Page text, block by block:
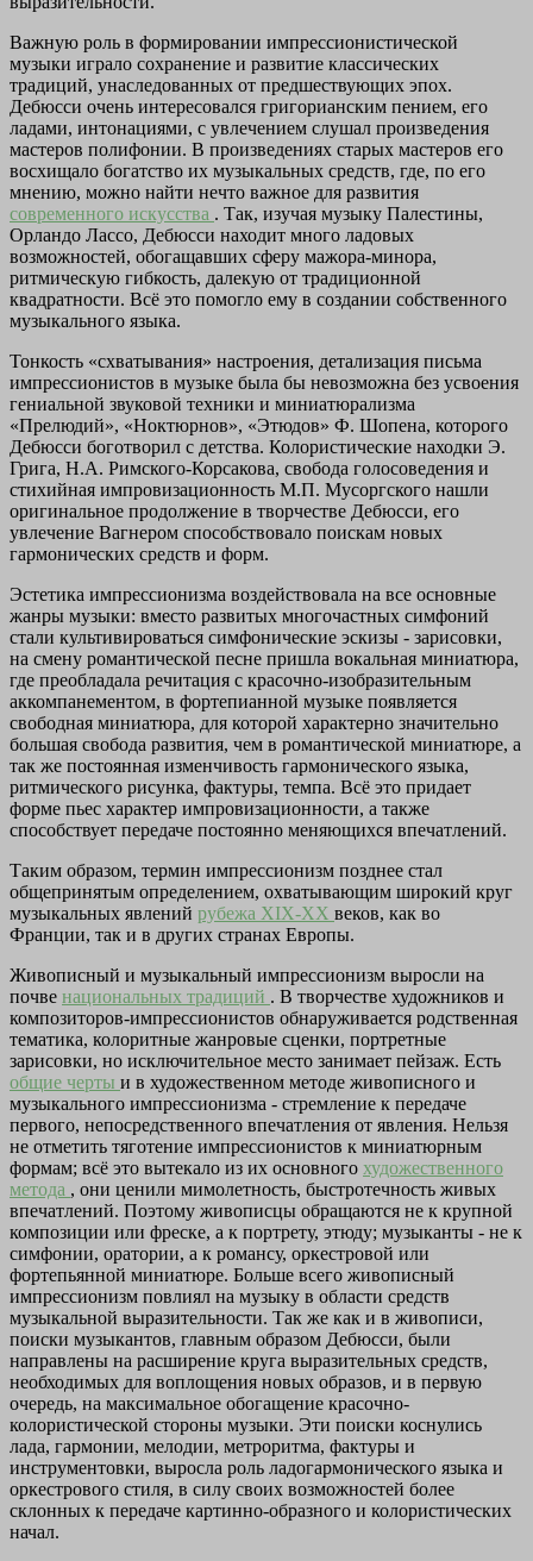
Важную роль в формировании импрессионистической
музыки играло сохранение и развитие классических
традиций, унаследованных от предшествующих эпох.
Дебюсси очень интересовался григорианским пением, его
ладами, интонациями, с увлечением слушал произведения
мастеров полифонии. В произведениях старых мастеров его
восхищало богатство их музыкальных средств, где, по его
мнению, можно найти нечто важное для развития
современного искусства . Так, изучая музыку Палестины,
Орландо Лассо, Дебюсси находит много ладовых
возможностей, обогащавших сферу мажора-минора,
ритмическую гибкость, далекую от традиционной
квадратности. Всё это помогло ему в создании собственного
музыкального языка.
Тонкость «схватывания» настроения, детализация письма
импрессионистов в музыке была бы невозможна без усвоения
гениальной звуковой техники и миниатюрализма
«Прелюдий», «Ноктюрнов», «Этюдов» Ф. Шопена, которого
Дебюсси боготворил с детства. Колористические находки Э.
Грига, Н.А. Римского-Корсакова, свобода голосоведения и
стихийная импровизационность М.П. Мусоргского нашли
оригинальное продолжение в творчестве Дебюсси, его
увлечение Вагнером способствовало поискам новых
гармонических средств и форм.
Эстетика импрессионизма воздействовала на все основные
жанры музыки: вместо развитых многочастных симфоний
стали культивироваться симфонические эскизы - зарисовки,
на смену романтической песне пришла вокальная миниатюра,
где преобладала речитация с красочно-изобразительным
аккомпанементом, в фортепианной музыке появляется
свободная миниатюра, для которой характерно значительно
большая свобода развития, чем в романтической миниатюре, а
так же постоянная изменчивость гармонического языка,
ритмического рисунка, фактуры, темпа. Всё это придает
форме пьес характер импровизационности, а также
способствует передаче постоянно меняющихся впечатлений.
Таким образом, термин импрессионизм позднее стал
общепринятым определением, охватывающим широкий круг
музыкальных явлений рубежа XIX-XX веков, как во
Франции, так и в других странах Европы.
Живописный и музыкальный импрессионизм выросли на
почве национальных традиций . В творчестве художников и
композиторов-импрессионистов обнаруживается родственная
тематика, колоритные жанровые сценки, портретные
зарисовки, но исключительное место занимает пейзаж. Есть
общие черты и в художественном методе живописного и
музыкального импрессионизма - стремление к передаче
первого, непосредственного впечатления от явления. Нельзя
не отметить тяготение импрессионистов к миниатюрным
формам; всё это вытекало из их основного художественного
метода , они ценили мимолетность, быстротечность живых
впечатлений. Поэтому живописцы обращаются не к крупной
композиции или фреске, а к портрету, этюду; музыканты - не к
симфонии, оратории, а к романсу, оркестровой или
фортепьянной миниатюре. Больше всего живописный
импрессионизм повлиял на музыку в области средств
музыкальной выразительности. Так же как и в живописи,
поиски музыкантов, главным образом Дебюсси, были
направлены на расширение круга выразительных средств,
необходимых для воплощения новых образов, и в первую
очередь, на максимальное обогащение красочно-
колористической стороны музыки. Эти поиски коснулись
лада, гармонии, мелодии, метроритма, фактуры и
инструментовки, выросла роль ладогармонического языка и
оркестрового стиля, в силу своих возможностей более
склонных к передаче картинно-образного и колористических
начал.